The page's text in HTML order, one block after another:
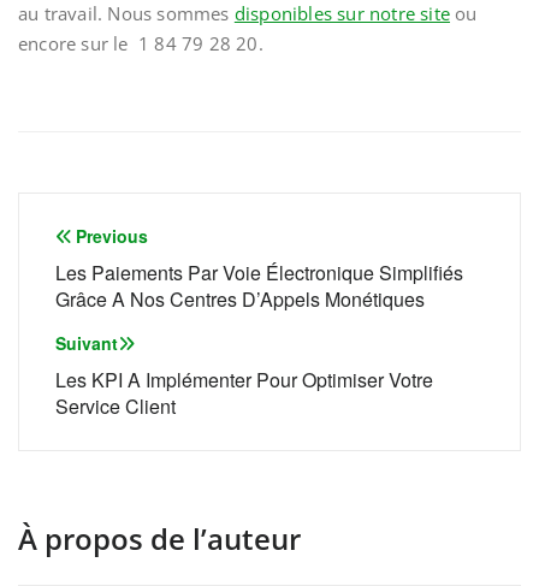
au travail. Nous sommes disponibles sur notre site ou
encore sur le 1 84 79 28 20.
Navigation
de
l’article
Previous
Les Paiements Par Voie Électronique Simplifiés
Grâce A Nos Centres D’Appels Monétiques
Suivant
Les KPI A Implémenter Pour Optimiser Votre
Service Client
À propos de l’auteur